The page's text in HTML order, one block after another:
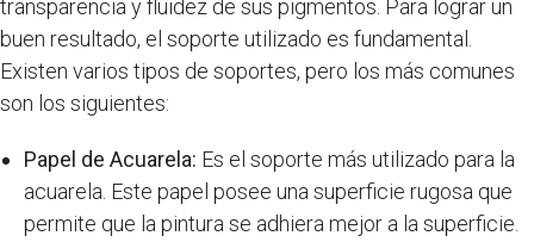
transparencia y fluidez de sus pigmentos. Para lograr un
buen resultado, el soporte utilizado es fundamental.
Existen varios tipos de soportes, pero los más comunes
son los siguientes:
Papel de Acuarela: Es el soporte más utilizado para la
acuarela. Este papel posee una superficie rugosa que
permite que la pintura se adhiera mejor a la superficie.